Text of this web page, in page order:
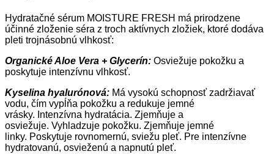
Hydratačné sérum MOISTURE FRESH má prirodzene
účinné zloženie séra z troch aktívnych zložiek, ktoré dodáva
pleti trojnásobnú vlhkosť:
Organické Aloe Vera + Glycerín: Osviežuje pokožku a
poskytuje intenzívnu vlhkosť.
Kyselina hyalurónová: Má vysokú schopnosť zadržiavať
vodu, čím vypĺňa pokožku a redukuje jemné
vrásky. Intenzívna hydratácia. Zjemňuje a
osviežuje. Vyhladzuje pokožku. Zjemňuje jemné
linky. Poskytuje rovnomernú, sviežu pleť. Pre intenzívne
hydratovanú, osvieženú a napnutú pleť.